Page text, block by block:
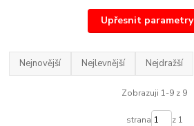
Upřesnit parametry
Nejnovější Nejlevnější Nejdražší
Zobrazuji 1-9 z 9
strana z 1